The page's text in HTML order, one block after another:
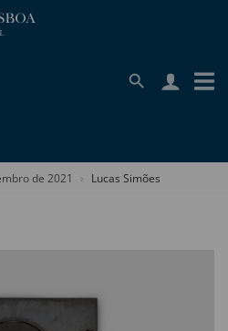
de 2021 Lucas Simões